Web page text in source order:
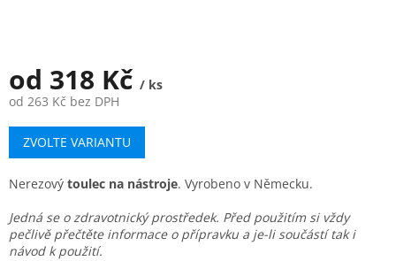
od 318 Kč / ks
od 263 Kč bez DPH
Měrná
cena:
ZVOLTE VARIANTU
Nerezový toulec na nástroje. Vyrobeno v Německu.
Jedná se o zdravotnický prostředek. Před použitím si vždy
pečlivě přečtěte informace o přípravku a je-li součástí tak i
návod k použití.